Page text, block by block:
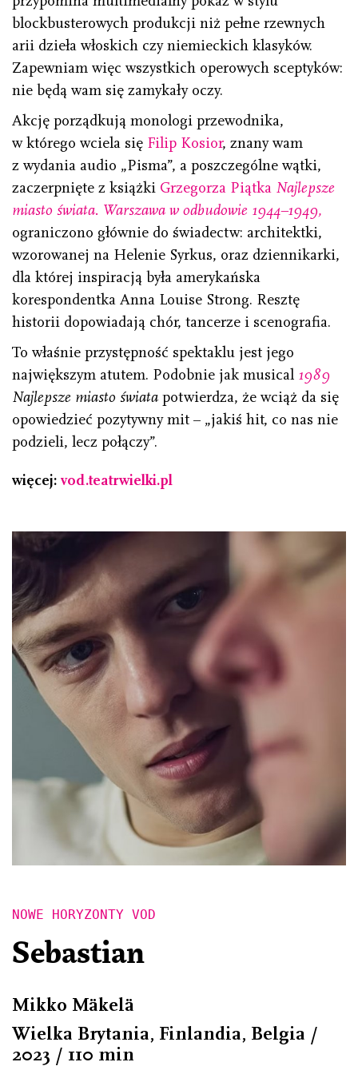
blockbusterowych produkcji niż pełne rzewnych
arii dzieła włoskich czy niemieckich klasyków.
Zapewniam więc wszystkich operowych sceptyków:
nie będą wam się zamykały oczy.
Akcję porządkują monologi przewodnika,
w którego wciela się Filip Kosior, znany wam
z wydania audio „Pisma”, a poszczególne wątki,
zaczerpnięte z książki Grzegorza Piątka Najlepsze
miasto świata. Warszawa w odbudowie 1944–1949,
ograniczono głównie do świadectw: architektki,
wzorowanej na Helenie Syrkus, oraz dziennikarki,
dla której inspiracją była amerykańska
korespondentka Anna Louise Strong. Resztę
historii dopowiadają chór, tancerze i scenografia.
To właśnie przystępność spektaklu jest jego
największym atutem. Podobnie jak musical 1989
Najlepsze miasto świata potwierdza, że wciąż da się
opowiedzieć pozytywny mit – „jakiś hit, co nas nie
podzieli, lecz połączy”.
więcej: vod.teatrwielki.pl
NOWE HORYZONTY VOD
Sebastian
Mikko Mäkelä
Wielka Brytania, Finlandia, Belgia /
2023 / 110 min